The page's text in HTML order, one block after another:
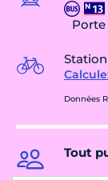
Porte
Données
Tout